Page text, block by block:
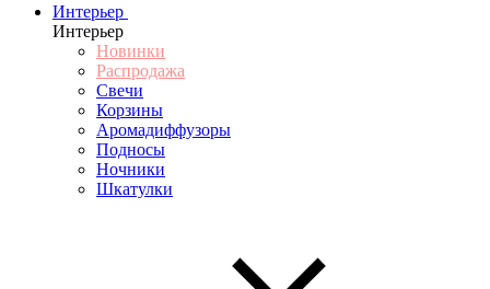
Интерьер
Интерьер
Новинки
Распродажа
Свечи
Корзины
Аромадиффузоры
Подносы
Ночники
Шкатулки